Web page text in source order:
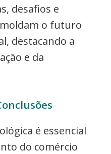
desafios e
o futuro
destacando a
e da
é essencial
do comércio